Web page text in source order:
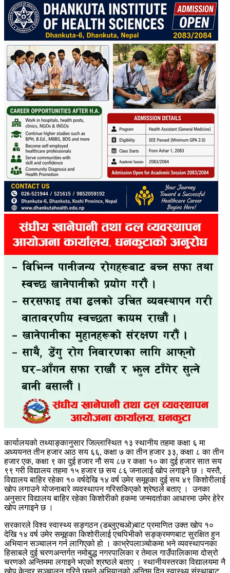
कार्यालयको तथ्याङ्कानुसार जिल्लास्थित १३ स्थानीय तहमा कक्षा ६ मा
अध्ययनत तीन हजार आठ सय ६६, कक्षा ७ का तीन हजार ३३, कक्षा ८ का तीन
हजार एक, कक्षा ९ का दुई हजार नौ सय ८७ र कक्षा १० का दुई हजार सात सय
९९ गरी विद्यालय तहमा १५ हजार छ सय ८६ जनालाई खोप लगाइने छ । यस्तै,
विद्यालय बाहिर रहेका १० वर्षदेखि १४ वर्ष उमेर समूहका दुई सय ४९ किशोरीलाई
खोप लगाउने योजनाबारे व्यवस्थापन गरिसकिएको श्रेष्ठले बताए । उनका
अनुसार विद्यालय बाहिर रहेका किशोरीको हकमा जन्मदर्ताका आधारमा उमेर हेरेर
खोप लगाइने छ ।
सरकारले विश्व स्वास्थ्य सङ्गठन (डब्लुएचओ)बाट प्रमाणित उक्त खोप १०
देखि १४ वर्ष उमेर समूहका किशोरीलाई एचपिभीको सङ्क्रमणबाट सुरक्षित हुन
अभियान सञ्चालन गर्न लागिएको हो । काभ्रेपलाञ्चोकमा भने व्यवस्थापनका
हिसाबले दुई चरणअन्तर्गत नमोबुद्ध नगरपालिका र तेमाल गाउँपालिकामा दोस्रो
चरणको अन्तिममा लगाइने भएको श्रष्ठले बताए । स्थानीयस्तरका विद्यालयमा नै
खोप केन्द्र सञ्चालन गरिने छभने अभियानको अन्तिम दिन स्वास्थ्य संस्थाबाट